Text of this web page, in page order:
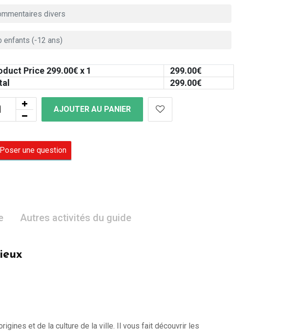
Price 299.00€ x 1 299.00€
299.00€
AJOUTER AU PANIER
Poser une question
Autres activités du guide
et de la culture de la ville. Il vous fait découvrir les